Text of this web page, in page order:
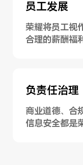
员工发展
荣耀将员工视
合理的薪酬福
负责任治理
商业道德、合
信息安全都是